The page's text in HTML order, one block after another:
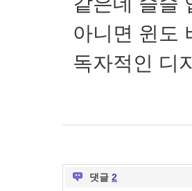
아니면 윈도
독자적인 디
댓글 2